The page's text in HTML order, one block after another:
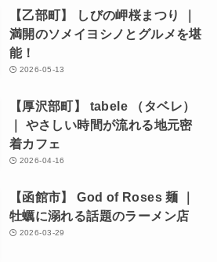
【乙部町】 しびの岬桜まつり ｜
満開のソメイヨシノとグルメを堪
能！
2026-05-13
【厚沢部町】 tabele （タベレ）
｜ やさしい時間が流れる地元密
着カフェ
2026-04-16
【函館市】 God of Roses 麺 ｜
牡蠣に溺れる話題のラーメン店
2026-03-29